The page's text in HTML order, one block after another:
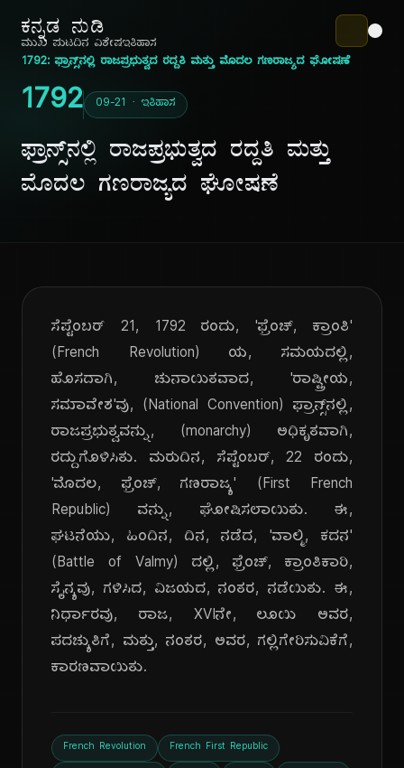
ಕನ್ನಡ ನುಡಿ
ಮುಖ ಪುಟದಿನ ವಿಶೇಷಇತಿಹಾಸ
1792: ಫ್ರಾನ್ಸ್‌ನಲ್ಲಿ ರಾಜಪ್ರಭುತ್ವದ ರದ್ದತಿ ಮತ್ತು ಮೊದಲ ಗಣರಾಜ್ಯದ ಘೋಷಣೆ
1792 09-21 · ಇತಿಹಾಸ
ಫ್ರಾನ್ಸ್‌ನಲ್ಲಿ ರಾಜಪ್ರಭುತ್ವದ ರದ್ದತಿ ಮತ್ತು
ಮೊದಲ ಗಣರಾಜ್ಯದ ಘೋಷಣೆ
ಸೆಪ್ಟೆಂಬರ್ 21, 1792 ರಂದು, 'ಫ್ರೆಂಚ್, ಕ್ರಾಂತಿ'
(French Revolution) ಯ, ಸಮಯದಲ್ಲಿ,
ಹೊಸದಾಗಿ, ಚುನಾಯಿತವಾದ, 'ರಾಷ್ಟ್ರೀಯ,
ಸಮಾವೇಶ'ವು, (National Convention) ಫ್ರಾನ್ಸ್‌ನಲ್ಲಿ,
ರಾಜಪ್ರಭುತ್ವವನ್ನು, (monarchy) ಅಧಿಕೃತವಾಗಿ,
ರದ್ದುಗೊಳಿಸಿತು. ಮರುದಿನ, ಸೆಪ್ಟೆಂಬರ್, 22 ರಂದು,
'ಮೊದಲ, ಫ್ರೆಂಚ್, ಗಣರಾಜ್ಯ' (First French
Republic) ವನ್ನು, ಘೋಷಿಸಲಾಯಿತು. ಈ,
ಘಟನೆಯು, ಹಿಂದಿನ, ದಿನ, ನಡೆದ, 'ವಾಲ್ಮಿ, ಕದನ'
(Battle of Valmy) ದಲ್ಲಿ, ಫ್ರೆಂಚ್, ಕ್ರಾಂತಿಕಾರಿ,
ಸೈನ್ಯವು, ಗಳಿಸಿದ, ವಿಜಯದ, ನಂತರ, ನಡೆಯಿತು. ಈ,
ನಿರ್ಧಾರವು, ರಾಜ, XVIನೇ, ಲೂಯಿ ಅವರ,
ಪದಚ್ಯುತಿಗೆ, ಮತ್ತು, ನಂತರ, ಅವರ, ಗಲ್ಲಿಗೇರಿಸುವಿಕೆಗೆ,
ಕಾರಣವಾಯಿತು.
French Revolution French First Republic